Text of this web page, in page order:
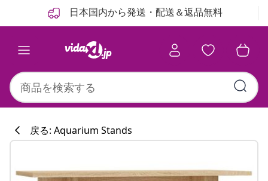
日本国内から発送・配送＆返品無料
戻る: Aquarium Stands